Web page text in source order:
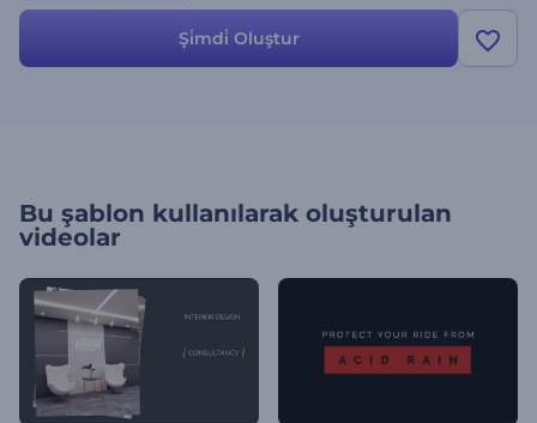
Şi̇mdi̇ Oluştur
Bu şablon kullanılarak oluşturulan
videolar